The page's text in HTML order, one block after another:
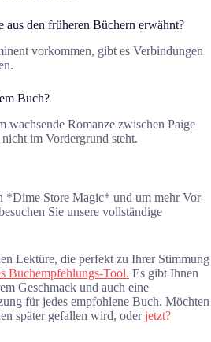
aus den früheren Büchern erwähnt?
vorkommen, gibt es Verbindungen
Buch?
wachsende Romanze zwischen Paige
im Vordergrund steht.
*Dime Store Magic* und um mehr Vor-
Sie unsere vollständige
Lektüre, die perfekt zu Ihrer Stimmung
Buchempfehlungs-Tool. Es gibt Ihnen
Geschmack und auch eine
für jedes empfohlene Buch. Möchten
später gefallen wird, oderjetzt?